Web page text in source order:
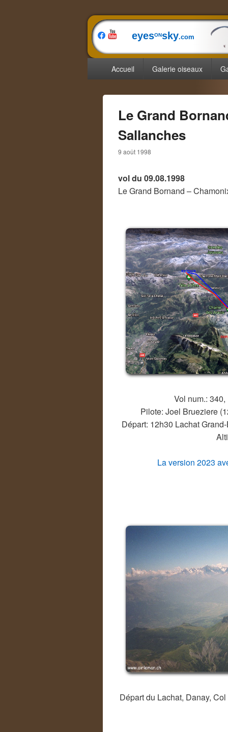
eyesONsky.com
principalAccueil Galerie oiseaux
Le Grand
Sallanches
9 août 1998
vol du 09.08.1998
Le Grand Bornand –
Vol num.:
Pilote: Joel Brueziere
Départ: 12h30 Lachat
La version 2023
Départ du Lachat, Danay,